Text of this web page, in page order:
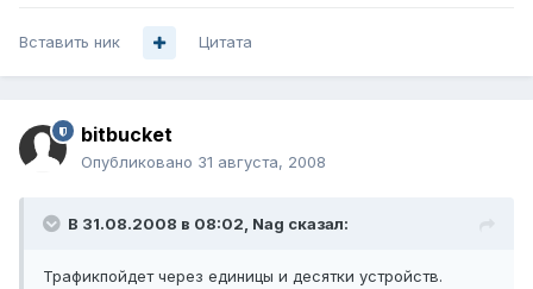
Вставить ник Цитата
bitbucket
Опубликовано 31 августа, 2008
В 31.08.2008 в 08:02, Nag сказал:
Трафикпойдет через единицы и десятки устройств.